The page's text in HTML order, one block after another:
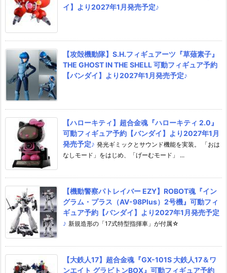
イ】より2027年1月発売予定♪
【攻殻機動隊】S.H.フィギュアーツ『草薙素子』
THE GHOST IN THE SHELL 可動フィギュア予約
【バンダイ】より2027年1月発売予定♪
【ハローキティ】超合金魂『ハローキティ 2.0』
可動フィギュア予約【バンダイ】より2027年1月
発売予定♪ 発光ギミックとサウンド機能を実装。 「おは
なしモード」をはじめ、「げーむモード」 ...
【機動警察パトレイバー EZY】ROBOT魂『イン
グラム・プラス（AV-98Plus）2号機』可動フィ
ギュア予約【バンダイ】より2027年1月発売予定
♪ 新規造形の「17式特型指揮車」が付属☆
【大鉄人17】超合金魂『GX-101S 大鉄人17＆ワ
ンエイト グラビトンBOX』可動フィギュア予約